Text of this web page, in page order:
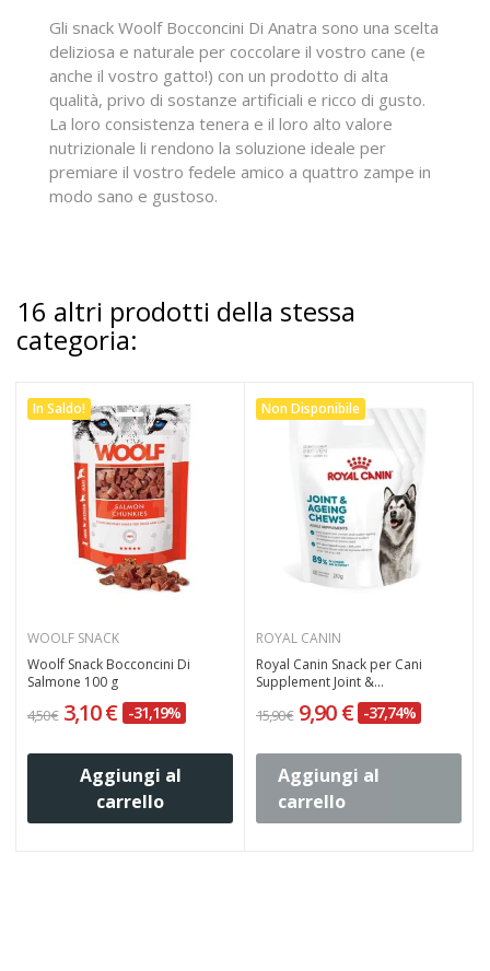
Gli snack Woolf Bocconcini Di Anatra sono una scelta
deliziosa e naturale per coccolare il vostro cane (e
anche il vostro gatto!) con un prodotto di alta
qualità, privo di sostanze artificiali e ricco di gusto.
La loro consistenza tenera e il loro alto valore
nutrizionale li rendono la soluzione ideale per
premiare il vostro fedele amico a quattro zampe in
modo sano e gustoso.
16 altri prodotti della stessa
categoria:
In Saldo!
WOOLF SNACK
Woolf Snack Bocconcini Di
Salmone 100 g
4,50 € 3,10 € -31,19%
Aggiungi al
carrello
Non Disponibile
ROYAL CANIN
Royal Canin Snack per Cani
Supplement Joint &...
15,90 € 9,90 € -37,74%
Aggiungi al
carrello